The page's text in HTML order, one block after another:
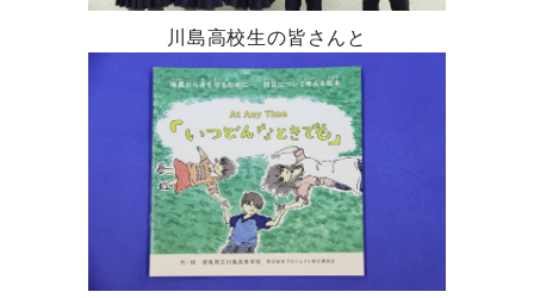
川島高校生の皆さんと